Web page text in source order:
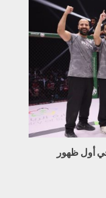
أول ظهور